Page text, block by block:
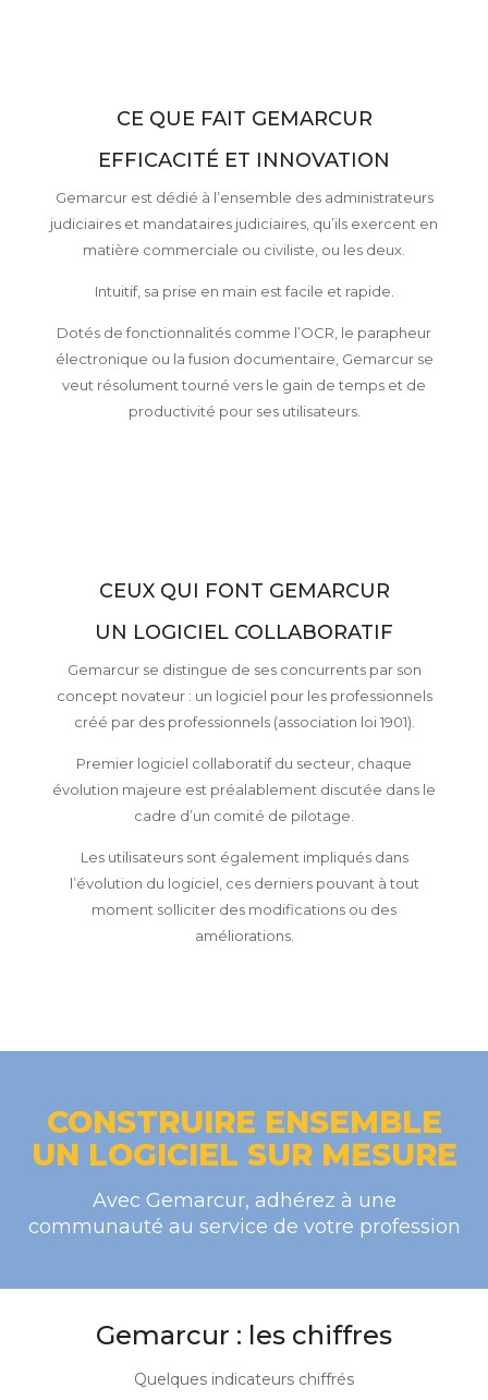
CE QUE FAIT GEMARCUR
EFFICACITÉ ET INNOVATION
Gemarcur est dédié à l’ensemble des administrateurs
judiciaires et mandataires judiciaires, qu’ils exercent en
matière commerciale ou civiliste, ou les deux.
Intuitif, sa prise en main est facile et rapide.
Dotés de fonctionnalités comme l’OCR, le parapheur
électronique ou la fusion documentaire, Gemarcur se
veut résolument tourné vers le gain de temps et de
productivité pour ses utilisateurs.
CEUX QUI FONT GEMARCUR
UN LOGICIEL COLLABORATIF
Gemarcur se distingue de ses concurrents par son
concept novateur : un logiciel pour les professionnels
créé par des professionnels (association loi 1901).
Premier logiciel collaboratif du secteur, chaque
évolution majeure est préalablement discutée dans le
cadre d’un comité de pilotage.
Les utilisateurs sont également impliqués dans
l’évolution du logiciel, ces derniers pouvant à tout
moment solliciter des modifications ou des
améliorations.
CONSTRUIRE ENSEMBLE
UN LOGICIEL SUR MESURE
Avec Gemarcur, adhérez à une
communauté au service de votre profession
Gemarcur : les chiffres
Quelques indicateurs chiffrés